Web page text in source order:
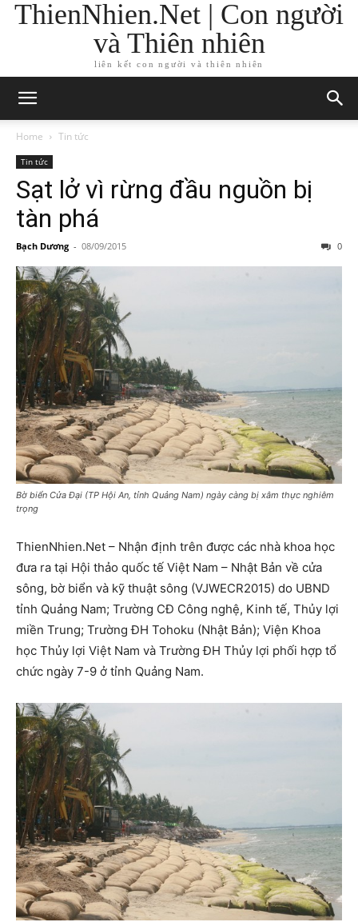
ThienNhien.Net | Con người
và Thiên nhiên
liên kết con người và thiên nhiên
Home Tin tức
Tin tức
Sạt lở vì rừng đầu nguồn bị
tàn phá
Bạch Dương - 08/09/2015 0
Bờ biển Cửa Đại (TP Hội An, tỉnh Quảng Nam) ngày càng bị xâm thực nghiêm
trọng
ThienNhien.Net – Nhận định trên được các nhà khoa học
đưa ra tại Hội thảo quốc tế Việt Nam – Nhật Bản về cửa
sông, bờ biển và kỹ thuật sông (VJWECR2015) do UBND
tỉnh Quảng Nam; Trường CĐ Công nghệ, Kinh tế, Thủy lợi
miền Trung; Trường ĐH Tohoku (Nhật Bản); Viện Khoa
học Thủy lợi Việt Nam và Trường ĐH Thủy lợi phối hợp tổ
chức ngày 7-9 ở tỉnh Quảng Nam.